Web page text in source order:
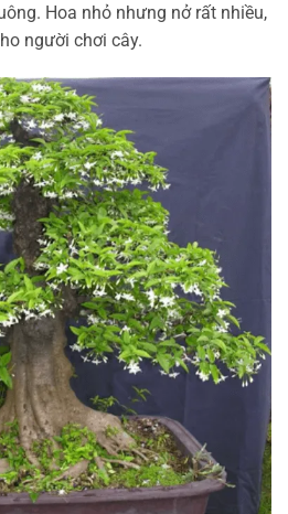
Hoa nhỏ nhưng nở rất nhiều,
người chơi cây.